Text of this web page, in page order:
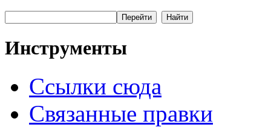
Инструменты
Ссылки сюда
Связанные правки